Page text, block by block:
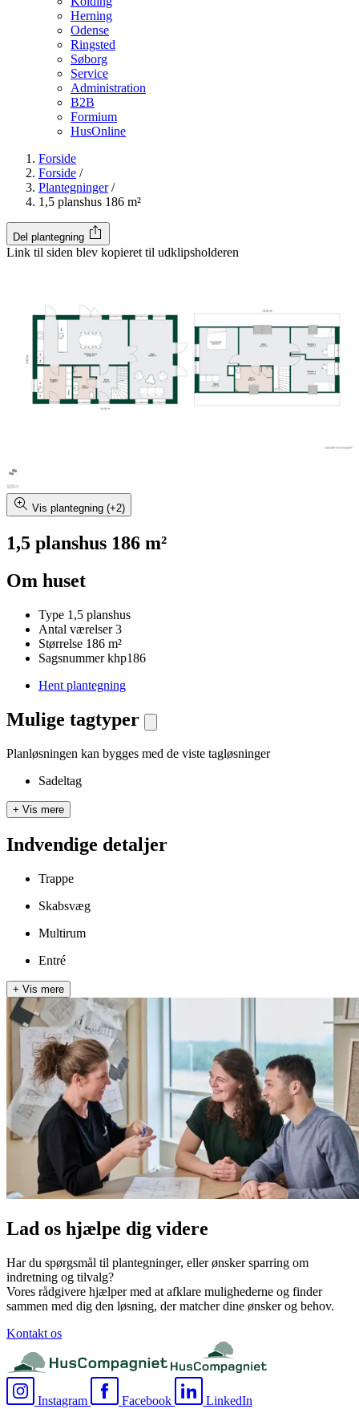
Herning
Odense
Ringsted
Søborg
Service
Administration
B2B
Formium
HusOnline
Forside
Forside /
Plantegninger /
1,5 planshus 186 m²
Del plantegning
Link til siden blev kopieret til udklipsholderen
Vis plantegning (+2)
1,5 planshus 186 m²
Om huset
Type 1,5 planshus
Antal værelser 3
Størrelse 186 m²
Sagsnummer khp186
Hent plantegning
Mulige tagtyper
Planløsningen kan bygges med de viste tagløsninger
Sadeltag
+ Vis mere
Indvendige detaljer
Trappe
Skabsvæg
Multirum
Entré
+ Vis mere
Lad os hjælpe dig videre
Har du spørgsmål til plantegninger, eller ønsker sparring om
indretning og tilvalg?
Vores rådgivere hjælper med at afklare mulighederne og finder
sammen med dig den løsning, der matcher dine ønsker og behov.
Kontakt os
Instagram Facebook LinkedIn